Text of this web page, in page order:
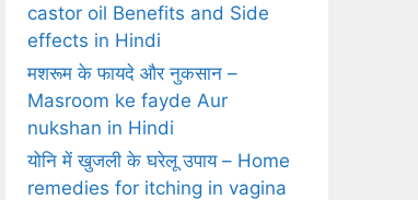
castor oil Benefits and Side
effects in Hindi
मशरूम के फायदे और नुकसान –
Masroom ke fayde Aur
nukshan in Hindi
योनि में खुजली के घरेलू उपाय – Home
remedies for itching in vagina